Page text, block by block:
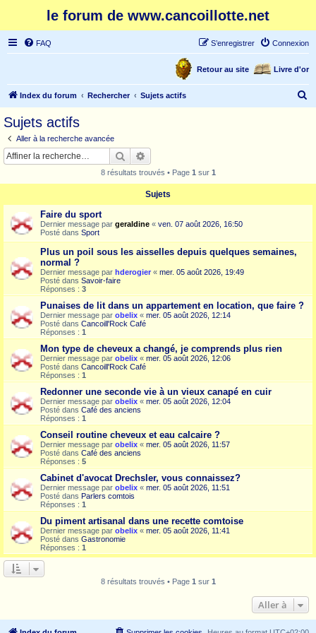
le forum de www.cancoillotte.net
FAQ Connexion
S’enregistrer
Livre d'or
Retour au site
Index du forum Rechercher Sujets actifs
Sujets actifs
Aller à la recherche avancée
Rechercher
8 résultats trouvés • Page 1 sur 1
Sujets
Faire du sport
Dernier message par geraldine « ven. 07 août 2026, 16:50
Posté dans Sport
Plus un poil sous les aisselles depuis quelques semaines,
normal ?
Dernier message par hderogier « mer. 05 août 2026, 19:49
Posté dans Savoir-faire
Réponses : 3
Punaises de lit dans un appartement en location, que faire ?
Dernier message par obelix « mer. 05 août 2026, 12:14
Posté dans Cancoill'Rock Café
Réponses : 1
Mon type de cheveux a changé, je comprends plus rien
Dernier message par obelix « mer. 05 août 2026, 12:06
Posté dans Cancoill'Rock Café
Réponses : 1
Redonner une seconde vie à un vieux canapé en cuir
Dernier message par obelix « mer. 05 août 2026, 12:04
Posté dans Café des anciens
Réponses : 1
Conseil routine cheveux et eau calcaire ?
Dernier message par obelix « mer. 05 août 2026, 11:57
Posté dans Café des anciens
Réponses : 5
Cabinet d'avocat Drechsler, vous connaissez?
Dernier message par obelix « mer. 05 août 2026, 11:51
Posté dans Parlers comtois
Réponses : 1
Du piment artisanal dans une recette comtoise
Dernier message par obelix « mer. 05 août 2026, 11:41
Posté dans Gastronomie
Réponses : 1
8 résultats trouvés • Page 1 sur 1
Aller à